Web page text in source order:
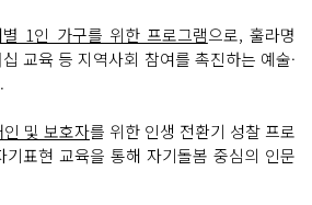
별 1인 가구를 위한 프로그램으로, 훌라명
교육 등 지역사회 참여를 촉진하는 예술·
및 보호자를 위한 인생 전환기 성찰 프로
기표현 교육을 통해 자기돌봄 중심의 인문